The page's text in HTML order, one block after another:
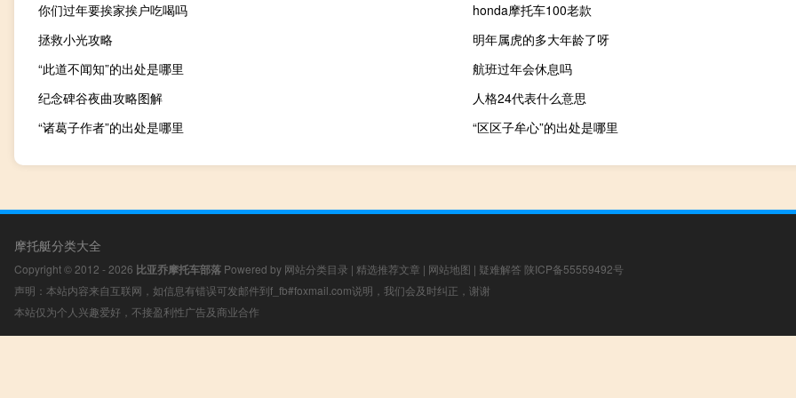
你们过年要挨家挨户吃喝吗
honda摩托车100老款
拯救小光攻略
明年属虎的多大年龄了呀
“此道不闻知”的出处是哪里
航班过年会休息吗
纪念碑谷夜曲攻略图解
人格24代表什么意思
“诸葛子作者”的出处是哪里
“区区子牟心”的出处是哪里
摩托艇分类大全
Copyright © 2012 - 2026 比亚乔摩托车部落 Powered by 网站分类目录 | 精选推荐文章 | 网站地图 | 疑难解答 陕ICP备55559492号
声明：本站内容来自互联网，如信息有错误可发邮件到f_fb#foxmail.com说明，我们会及时纠正，谢谢
本站仅为个人兴趣爱好，不接盈利性广告及商业合作